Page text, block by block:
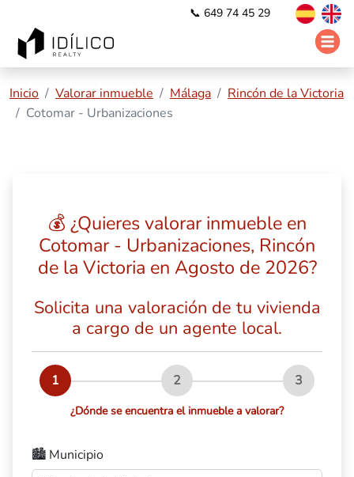
📞 649 74 45 29
Inicio Valorar inmueble Málaga
Rincón de la Victoria
Cotomar - Urbanizaciones
💰 ¿Quieres valorar inmueble en
Cotomar - Urbanizaciones, Rincón
de la Victoria en Agosto de 2026?
Solicita una valoración de tu vivienda
a cargo de un agente local.
1 2 3
¿Dónde se encuentra el inmueble a valorar?
🏙️ Municipio